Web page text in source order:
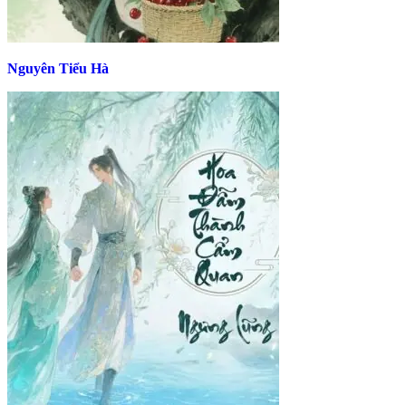
Nguyên Tiểu Hà